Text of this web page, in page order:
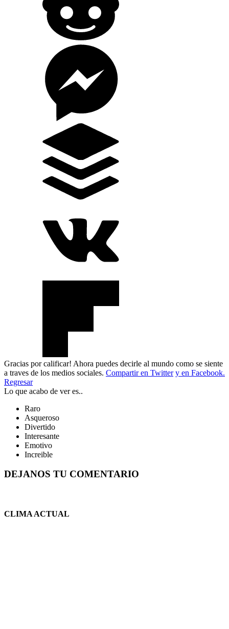
Gracias por calificar! Ahora puedes decirle al mundo como se siente
a traves de los medios sociales. Compartir en Twitter y en Facebook.
Regresar
Lo que acabo de ver es..
Raro
Asqueroso
Divertido
Interesante
Emotivo
Increible
DEJANOS TU COMENTARIO
CLIMA ACTUAL